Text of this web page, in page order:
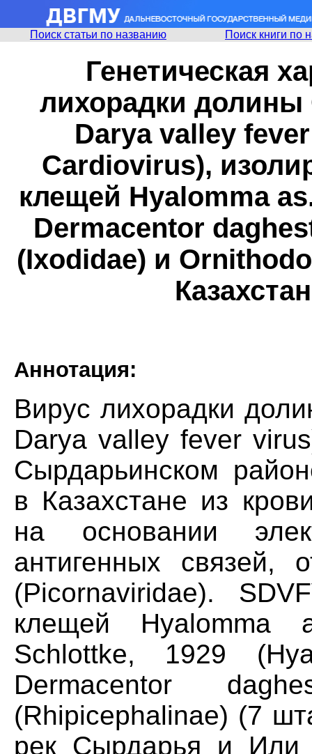
Поиск статьи по названию Поиск книги по
Генетическая
лихорадки долины
Darya valley
Cardiovirus),
клещей Hyalomma
Dermacentor
(Ixodidae) и
Аннотация:
Вирус лихорадки
Darya valley fever
Сырдарьинском
в Казахстане из
на основании
антигенных связей,
(Picornaviridae).
клещей Hyalomma
Schlottke, 1929
Dermacentor
(Rhipicephalinae) (7
рек Сырдарья и Или